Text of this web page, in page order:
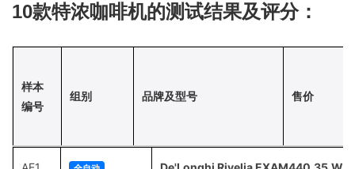
10款特浓咖啡机的测试结果及评分：
样本
编号
组别 品牌及型号 售价